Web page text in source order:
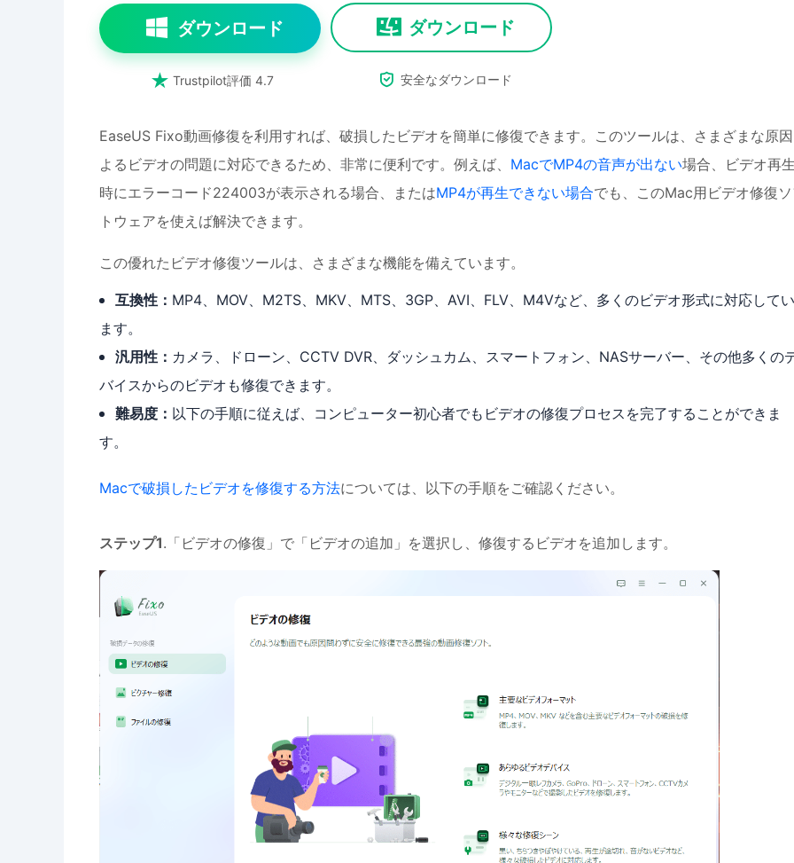
ダウンロード
 Trustpilot評価 4.7
ダウンロード
 安全なダウンロード
EaseUS Fixo動画修復を利用すれば、破損したビデオを簡単に修復できます。このツールは、さまざまな原
よるビデオの問題に対応できるため、非常に便利です。例えば、 MacでMP4の音声が出ない場合、ビデオ再生
時にエラーコード224003が表示される場合、またはMP4が再生できない場合でも、このMac用ビデオ修復ソ
トウェアを使えば解決できます。
この優れたビデオ修復ツールは、さまざまな機能を備えています。
互換性： MP4、MOV、M2TS、MKV、MTS、3GP、AVI、FLV、M4Vなど、多くのビデオ形式に対応してい
ます。
汎用性： カメラ、ドローン、CCTV DVR、ダッシュカム、スマートフォン、NASサーバー、その他多くの
バイスからのビデオも修復できます。
難易度： 以下の手順に従えば、コンピューター初心者でもビデオの修復プロセスを完了することができま
す。
Macで破損したビデオを修復する方法については、以下の手順をご確認ください。
ステップ1.「ビデオの修復」で「ビデオの追加」を選択し、修復するビデオを追加します。